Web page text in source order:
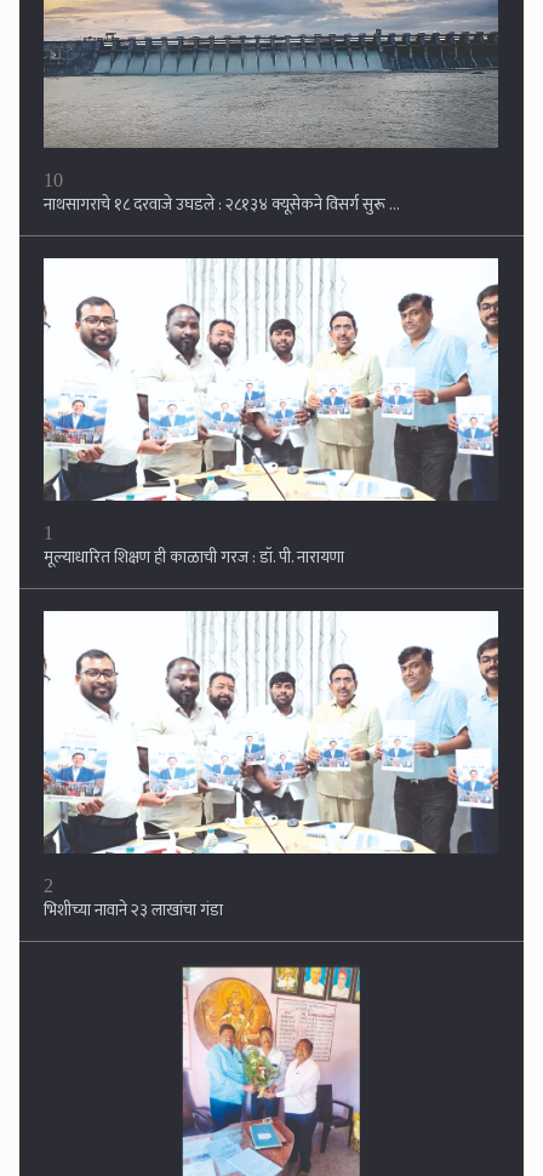
10
नाथसागराचे १८ दरवाजे उघडले : २८१३४ क्यूसेकने विसर्ग सुरू ...
1
मूल्याधारित शिक्षण ही काळाची गरज : डॉ. पी. नारायणा
2
भिशीच्या नावाने २३ लाखांचा गंडा